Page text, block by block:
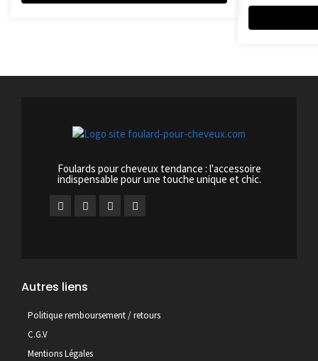
Foulards pour cheveux tendance : l'accessoire
indispensable pour une touche unique et chic.
Autres liens
Politique remboursement / retours
C.G.V
Mentions Légales